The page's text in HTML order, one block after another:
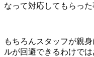
なって対応してもらった
もちろんスタッフが親
ルが回避できるわけで